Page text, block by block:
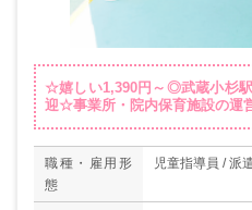
☆嬉しい1,390円～◎武蔵小杉
迎☆事業所・院内保育施設の運
職種・雇用形
態
児童指導員 / 派